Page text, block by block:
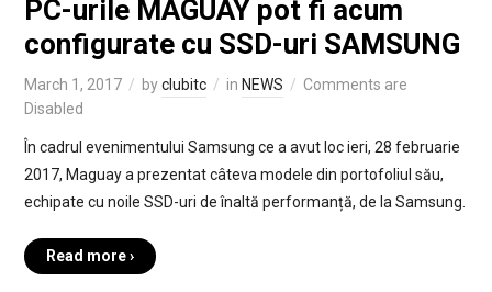
PC-urile MAGUAY pot fi acum
configurate cu SSD-uri SAMSUNG
March 1, 2017 byclubitc in NEWS
Comments are
Disabled
În cadrul evenimentului Samsung ce a avut loc ieri, 28 februarie
2017, Maguay a prezentat câteva modele din portofoliul său,
echipate cu noile SSD-uri de înaltă performanță, de la Samsung.
Read more ›